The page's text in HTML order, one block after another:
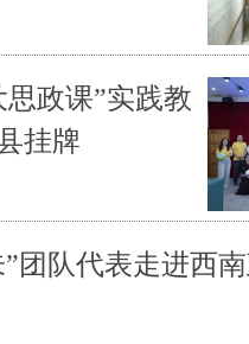
政课”实践教
挂牌
团队代表走进西